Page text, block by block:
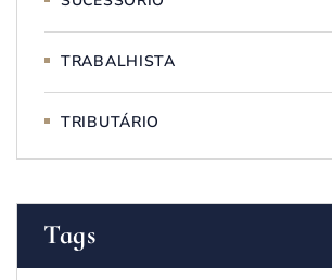
TRABALHISTA
TRIBUTÁRIO
Tags